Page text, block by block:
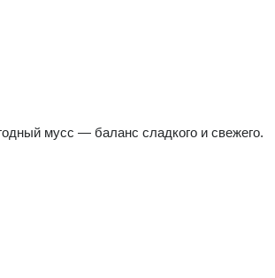
мусс — баланс сладкого и свежего.